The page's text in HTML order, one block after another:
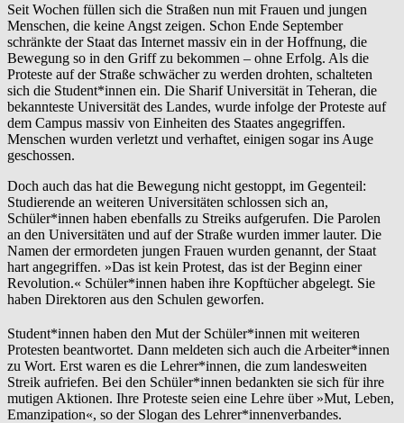
Seit Wochen füllen sich die Straßen nun mit Frauen und jungen
Menschen, die keine Angst zeigen. Schon Ende September
schränkte der Staat das Internet massiv ein in der Hoffnung, die
Bewegung so in den Griff zu bekommen – ohne Erfolg. Als die
Proteste auf der Straße schwächer zu werden drohten, schalteten
sich die Student*innen ein. Die Sharif Universität in Teheran, die
bekannteste Universität des Landes, wurde infolge der Proteste auf
dem Campus massiv von Einheiten des Staates angegriffen.
Menschen wurden verletzt und verhaftet, einigen sogar ins Auge
geschossen.
Doch auch das hat die Bewegung nicht gestoppt, im Gegenteil:
Studierende an weiteren Universitäten schlossen sich an,
Schüler*innen haben ebenfalls zu Streiks aufgerufen. Die Parolen
an den Universitäten und auf der Straße wurden immer lauter. Die
Namen der ermordeten jungen Frauen wurden genannt, der Staat
hart angegriffen. »Das ist kein Protest, das ist der Beginn einer
Revolution.« Schüler*innen haben ihre Kopftücher abgelegt. Sie
haben Direktoren aus den Schulen geworfen.
Student*innen haben den Mut der Schüler*innen mit weiteren
Protesten beantwortet. Dann meldeten sich auch die Arbeiter*innen
zu Wort. Erst waren es die Lehrer*innen, die zum landesweiten
Streik aufriefen. Bei den Schüler*innen bedankten sie sich für ihre
mutigen Aktionen. Ihre Proteste seien eine Lehre über »Mut, Leben,
Emanzipation«, so der Slogan des Lehrer*innenverbandes.